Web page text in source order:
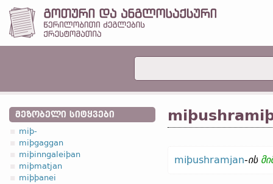
ᲛᲔᲖᲝᲑᲔᲚᲘ ᲡᲘᲢᲧᲕᲔᲑᲘ
miþ-
miþgaggan
miþinngaleiþan
miþmatjan
miþþanei
miþushramjan-ის